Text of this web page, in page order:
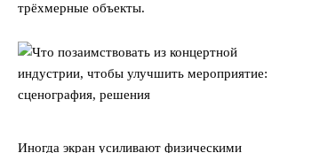
трёхмерные объекты.
Иногда экран усиливают физическими